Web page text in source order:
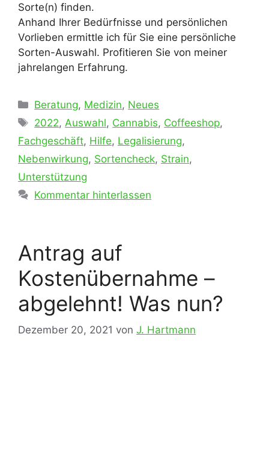
Sorte(n) finden.
Anhand Ihrer Bedürfnisse und persönlichen
Vorlieben ermittle ich für Sie eine persönliche
Sorten-Auswahl. Profitieren Sie von meiner
jahrelangen Erfahrung.
Kategorien
Beratung, Medizin, Neues
Schlagwörter
2022, Auswahl, Cannabis, Coffeeshop,
Fachgeschäft, Hilfe, Legalisierung,
Nebenwirkung, Sortencheck, Strain,
Unterstützung
Kommentar hinterlassen
Antrag auf
Kostenübernahme –
abgelehnt! Was nun?
Dezember 20, 2021 von J. Hartmann